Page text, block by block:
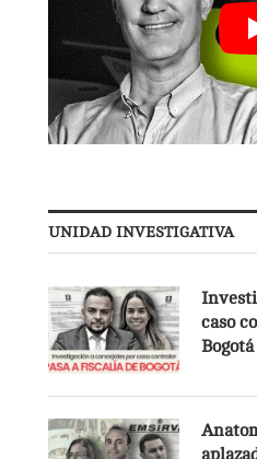
UNIDAD INVESTIGATIVA
caso
Bogotá